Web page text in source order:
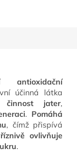
antioxidační
účinná látka
činnost jater,
. Pomáhá
, čímž přispívá
ovlivňuje
.